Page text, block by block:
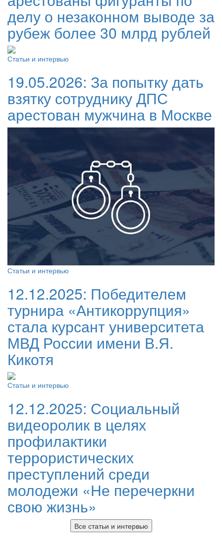
делу о незаконном выводе за
рубеж более 30 млрд рублей
Статьи и интервью
19.05.2026: За попытку дать
взятку сотруднику ДПС
арестован мужчина в Москве
Статьи и интервью
12.12.2025: Победителем
турнира «Антикоррупция»
стала курсант университета
МВД России имени В.Я.
Кикотя
Статьи и интервью
12.12.2025: Социальный
видеоролик в целях
профилактики
террористических
преступлений среди
молодежи «Не перечеркни
свою жизнь»
Все статьи и интервью